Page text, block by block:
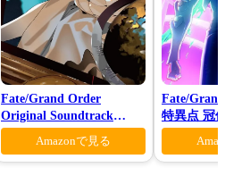
Fate/Grand Order
Original Soundtrack
Ⅶ(初回仕様限定盤)
Amazonで見る
Fate/
特異点 冠
モン-(完全